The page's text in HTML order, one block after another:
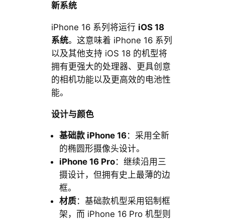
新系统
iPhone 16 系列将运行 iOS 18
系统。这意味着 iPhone 16 系列
以及其他支持 iOS 18 的机型将
拥有更强大的处理器、更具创意
的相机功能以及更高效的电池性
能。
设计与颜色
基础款 iPhone 16：采用全新
的椭圆形摄像头设计。
iPhone 16 Pro：继续沿用三
摄设计，但拥有史上最薄的边
框。
材质：基础款机型采用铝制框
架，而 iPhone 16 Pro 机型则